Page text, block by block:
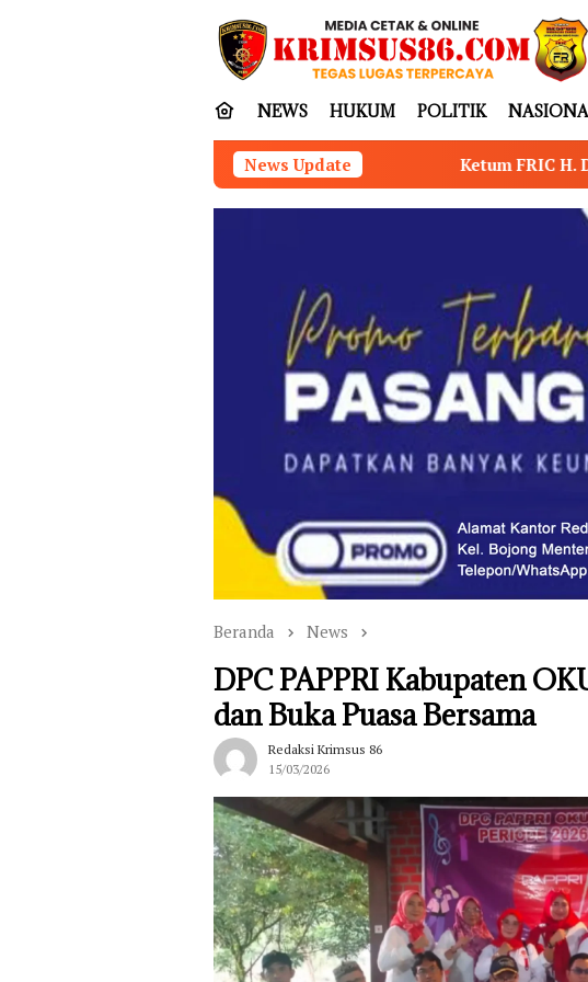
NEWS HUKUM POLITIK
News Update
Ketum FRIC H. Dian Surahman Serukan
Beranda News
DPC PAPPRI Kabupaten
dan Buka Puasa Bersama
Redaksi Krimsus 86
15/03/2026